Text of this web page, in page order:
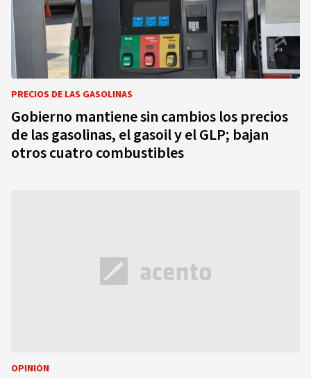
PRECIOS DE LAS GASOLINAS
Gobierno mantiene sin cambios los precios
de las gasolinas, el gasoil y el GLP; bajan
otros cuatro combustibles
OPINIÓN